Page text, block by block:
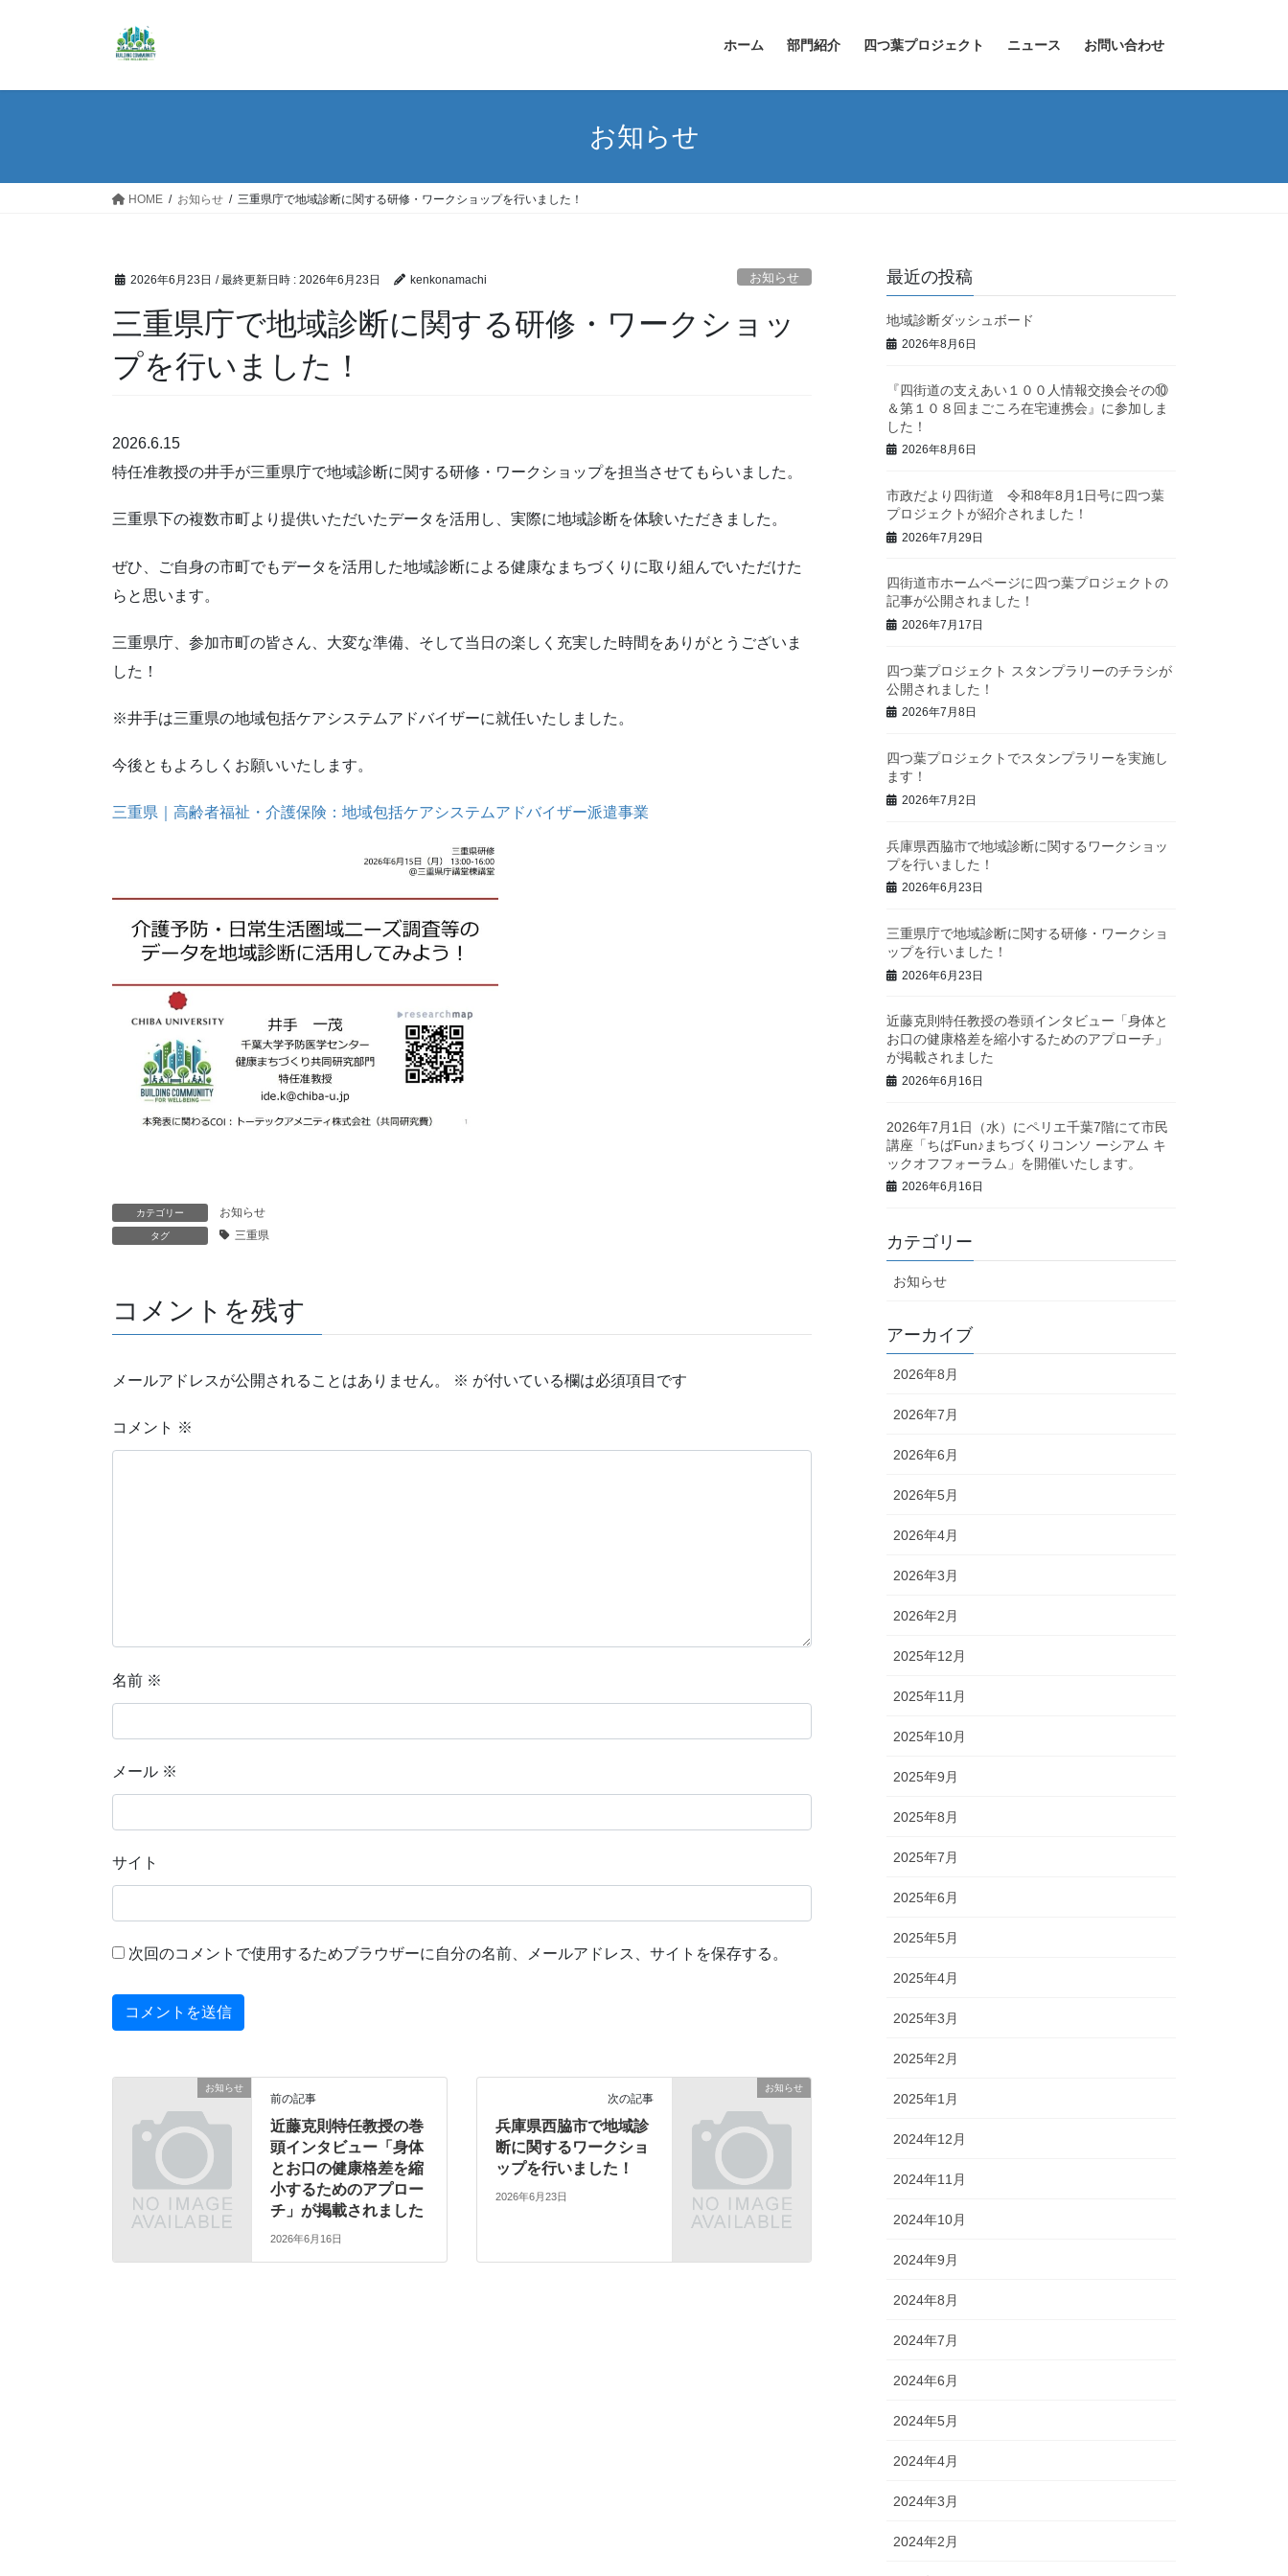
ホーム 部門紹介 四つ葉プロジェクト ニュース お問い合わせ
お知らせ
HOME お知らせ 三重県庁で地域診断に関する研修・ワークショップを行いました！
2026年6月23日 / 最終更新日時 : 2026年6月23日 kenkonamachi お知らせ
三重県庁で地域診断に関する研修・ワークショッ
プを行いました！
2026.6.15
特任准教授の井手が三重県庁で地域診断に関する研修・ワークショップを担当させてもらいました。
三重県下の複数市町より提供いただいたデータを活用し、実際に地域診断を体験いただきました。
ぜひ、ご自身の市町でもデータを活用した地域診断による健康なまちづくりに取り組んでいただけた
らと思います。
三重県庁、参加市町の皆さん、大変な準備、そして当日の楽しく充実した時間をありがとうございま
した！
※井手は三重県の地域包括ケアシステムアドバイザーに就任いたしました。
今後ともよろしくお願いいたします。
三重県｜高齢者福祉・介護保険：地域包括ケアシステムアドバイザー派遣事業
カテゴリー お知らせ
タグ 三重県
コメントを残す
メールアドレスが公開されることはありません。 ※ が付いている欄は必須項目です
コメント ※
名前 ※
メール ※
サイト
次回のコメントで使用するためブラウザーに自分の名前、メールアドレス、サイトを保存する。
お知らせ
前の記事
近藤克則特任教授の巻
頭インタビュー「身体
とお口の健康格差を縮
小するためのアプロー
チ」が掲載されました
2026年6月16日
お知らせ
次の記事
兵庫県西脇市で地域診
断に関するワークショ
ップを行いました！
2026年6月23日
最近の投稿
地域診断ダッシュボード
2026年8月6日
『四街道の支えあい１００人情報交換会その⑩
＆第１０８回まごころ在宅連携会』に参加しま
した！
2026年8月6日
市政だより四街道 令和8年8月1日号に四つ葉
プロジェクトが紹介されました！
2026年7月29日
四街道市ホームページに四つ葉プロジェクトの
記事が公開されました！
2026年7月17日
四つ葉プロジェクト スタンプラリーのチラシが
公開されました！
2026年7月8日
四つ葉プロジェクトでスタンプラリーを実施し
ます！
2026年7月2日
兵庫県西脇市で地域診断に関するワークショッ
プを行いました！
2026年6月23日
三重県庁で地域診断に関する研修・ワークショ
ップを行いました！
2026年6月23日
近藤克則特任教授の巻頭インタビュー「身体と
お口の健康格差を縮小するためのアプローチ」
が掲載されました
2026年6月16日
2026年7月1日（水）にペリエ千葉7階にて市民
講座「ちばFun♪まちづくりコンソ ーシアム キ
ックオフフォーラム」を開催いたします。
2026年6月16日
カテゴリー
お知らせ
アーカイブ
2026年8月
2026年7月
2026年6月
2026年5月
2026年4月
2026年3月
2026年2月
2025年12月
2025年11月
2025年10月
2025年9月
2025年8月
2025年7月
2025年6月
2025年5月
2025年4月
2025年3月
2025年2月
2025年1月
2024年12月
2024年11月
2024年10月
2024年9月
2024年8月
2024年7月
2024年6月
2024年5月
2024年4月
2024年3月
2024年2月